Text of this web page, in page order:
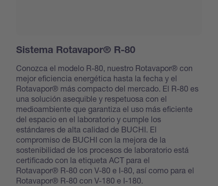
Sistema Rotavapor® R-80
Conozca el modelo R-80, nuestro Rotavapor® con
mejor eficiencia energética hasta la fecha y el
Rotavapor® más compacto del mercado. El R-80 es
una solución asequible y respetuosa con el
medioambiente que garantiza el uso más eficiente
del espacio en el laboratorio y cumple los
estándares de alta calidad de BUCHI. El
compromiso de BUCHI con la mejora de la
sostenibilidad de los procesos de laboratorio está
certificado con la etiqueta ACT para el
Rotavapor® R-80 con V-80 e I-80, así como para el
Rotavapor® R-80 con V-180 e I-180.